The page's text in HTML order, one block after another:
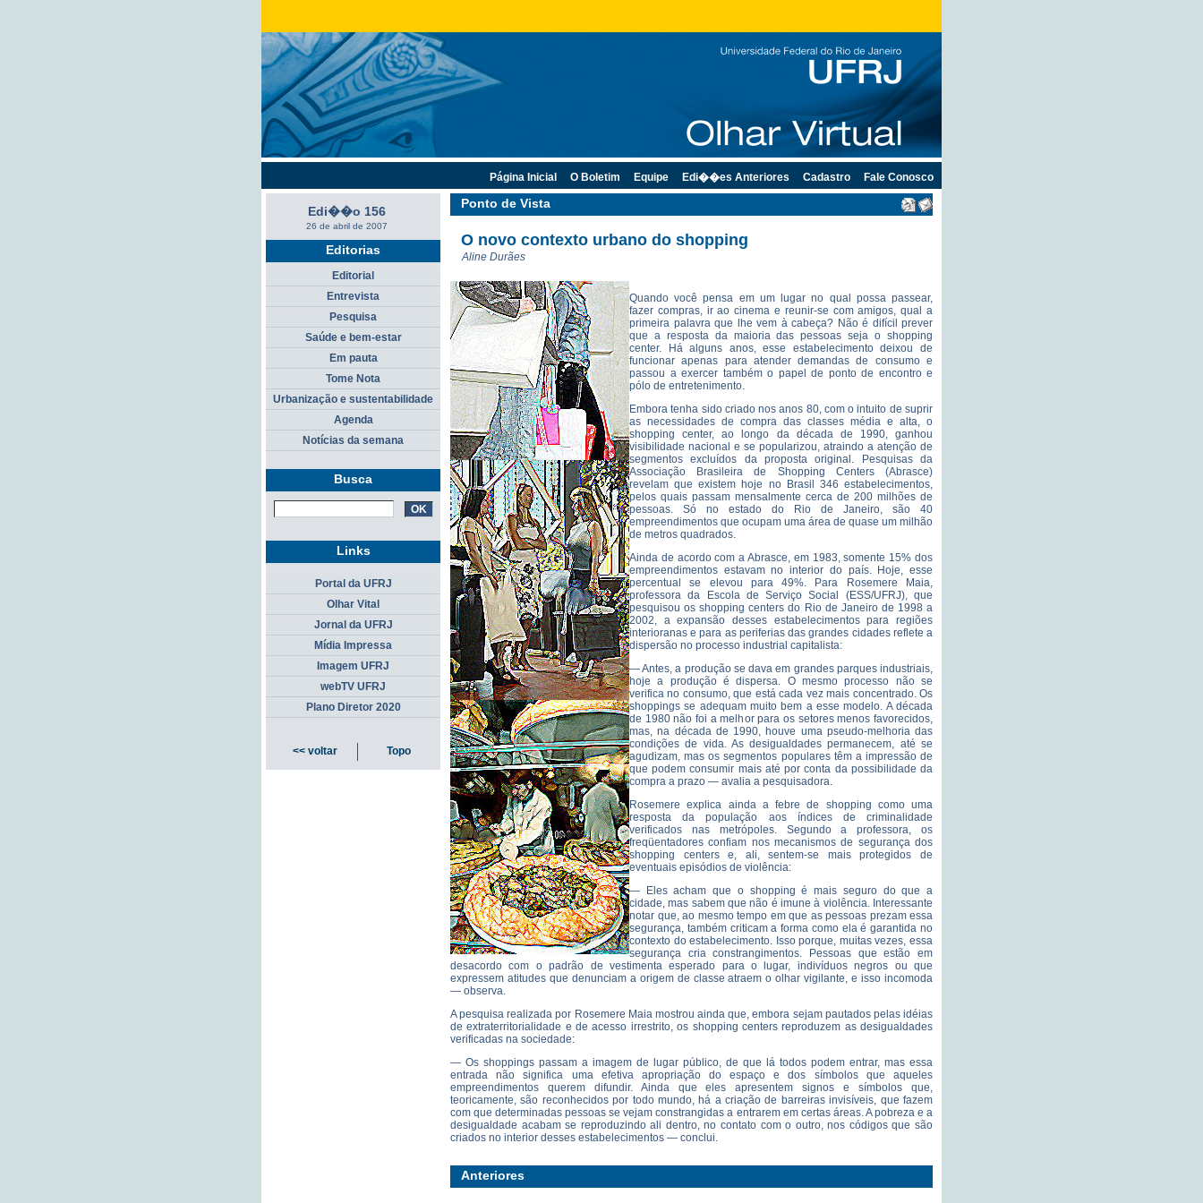
Ponto de Vista
O novo contexto urbano do shopping
Aline Durães
Quando você pensa em um lugar no qual possa passear,
fazer compras, ir ao cinema e reunir-se com amigos, qual a
primeira palavra que lhe vem à cabeça? Não é difícil prever
que a resposta da maioria das pessoas seja o shopping
center. Há alguns anos, esse estabelecimento deixou de
funcionar apenas para atender demandas de consumo e
passou a exercer também o papel de ponto de encontro e
pólo de entretenimento.
Embora tenha sido criado nos anos 80, com o intuito de suprir
as necessidades de compra das classes média e alta, o
shopping center, ao longo da década de 1990, ganhou
visibilidade nacional e se popularizou, atraindo a atenção de
segmentos excluídos da proposta original. Pesquisas da
Associação Brasileira de Shopping Centers (Abrasce)
revelam que existem hoje no Brasil 346 estabelecimentos,
pelos quais passam mensalmente cerca de 200 milhões de
pessoas. Só no estado do Rio de Janeiro, são 40
empreendimentos que ocupam uma área de quase um milhão
de metros quadrados.
Ainda de acordo com a Abrasce, em 1983, somente 15% dos
empreendimentos estavam no interior do país. Hoje, esse
percentual se elevou para 49%. Para Rosemere Maia,
professora da Escola de Serviço Social (ESS/UFRJ), que
pesquisou os shopping centers do Rio de Janeiro de 1998 a
2002, a expansão desses estabelecimentos para regiões
interioranas e para as periferias das grandes cidades reflete a
dispersão no processo industrial capitalista:
— Antes, a produção se dava em grandes parques industriais,
hoje a produção é dispersa. O mesmo processo não se
verifica no consumo, que está cada vez mais concentrado. Os
shoppings se adequam muito bem a esse modelo. A década
de 1980 não foi a melhor para os setores menos favorecidos,
mas, na década de 1990, houve uma pseudo-melhoria das
condições de vida. As desigualdades permanecem, até se
agudizam, mas os segmentos populares têm a impressão de
que podem consumir mais até por conta da possibilidade da
compra a prazo — avalia a pesquisadora.
Rosemere explica ainda a febre de shopping como uma
resposta da população aos índices de criminalidade
verificados nas metrópoles. Segundo a professora, os
freqüentadores confiam nos mecanismos de segurança dos
shopping centers e, ali, sentem-se mais protegidos de
eventuais episódios de violência:
— Eles acham que o shopping é mais seguro do que a
cidade, mas sabem que não é imune à violência. Interessante
notar que, ao mesmo tempo em que as pessoas prezam essa
segurança, também criticam a forma como ela é garantida no
contexto do estabelecimento. Isso porque, muitas vezes, essa
segurança cria constrangimentos. Pessoas que estão em
desacordo com o padrão de vestimenta esperado para o lugar, indivíduos negros ou que
expressem atitudes que denunciam a origem de classe atraem o olhar vigilante, e isso incomoda
— observa.
A pesquisa realizada por Rosemere Maia mostrou ainda que, embora sejam pautados pelas idéias
de extraterritorialidade e de acesso irrestrito, os shopping centers reproduzem as desigualdades
verificadas na sociedade:
— Os shoppings passam a imagem de lugar público, de que lá todos podem entrar, mas essa
entrada não significa uma efetiva apropriação do espaço e dos símbolos que aqueles
empreendimentos querem difundir. Ainda que eles apresentem signos e símbolos que,
teoricamente, são reconhecidos por todo mundo, há a criação de barreiras invisíveis, que fazem
com que determinadas pessoas se vejam constrangidas a entrarem em certas áreas. A pobreza e a
desigualdade acabam se reproduzindo ali dentro, no contato com o outro, nos códigos que são
criados no interior desses estabelecimentos — conclui.
Anteriores
Edi��o 156
26 de abril de 2007
Editorias
Editorial
Entrevista
Pesquisa
Saúde e bem-estar
Em pauta
Tome Nota
Urbanização e sustentabilidade
Agenda
Notícias da semana
Busca
Página Inicial O Boletim Equipe Edi��es Anteriores Cadastro Fale Conosco
Links
Portal da UFRJ
Olhar Vital
Jornal da UFRJ
Mídia Impressa
Imagem UFRJ
webTV UFRJ
Plano Diretor 2020
<< voltar Topo